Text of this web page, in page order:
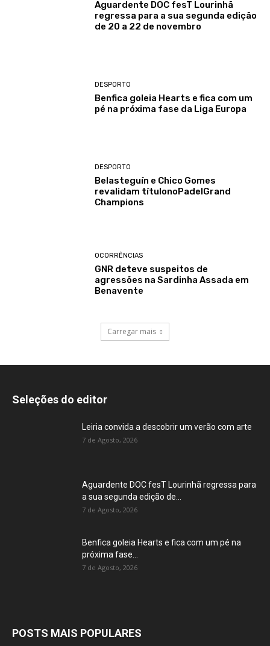
Aguardente DOC fesT Lourinhã
regressa para a sua segunda edição
de 20 a 22 de novembro
DESPORTO
Benfica goleia Hearts e fica com um
pé na próxima fase da Liga Europa
DESPORTO
Belasteguín e Chico Gomes
revalidam títulonoPadelGrand
Champions
OCORRÊNCIAS
GNR deteve suspeitos de
agressões na Sardinha Assada em
Benavente
Carregar mais
Seleções do editor
Leiria convida a descobrir um verão com arte
7 de Agosto, 2026
Aguardente DOC fesT Lourinhã regressa para
a sua segunda edição de...
7 de Agosto, 2026
Benfica goleia Hearts e fica com um pé na
próxima fase...
7 de Agosto, 2026
POSTS MAIS POPULARES